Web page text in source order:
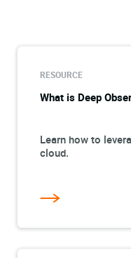
RESOURCE
What is Deep
Learn how to
cloud.